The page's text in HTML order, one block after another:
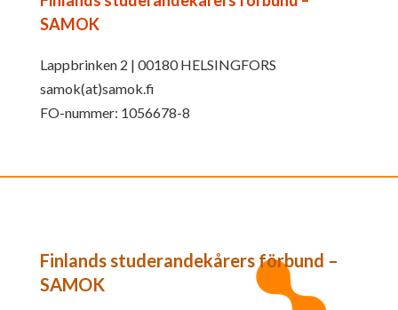
SAMOK
Lappbrinken 2 | 00180 HELSINGFORS
samok(at)samok.fi
FO-nummer: 1056678-8
Finlands studerandekårers förbund –
SAMOK